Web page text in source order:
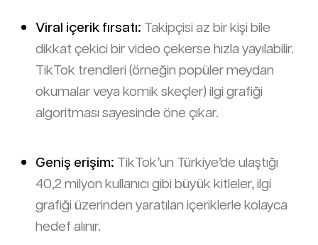
Viral içerik fırsatı: Takipçisi az bir kişi bile
dikkat çekici bir video çekerse hızla yayılabilir.
TikTok trendleri (örneğin popüler meydan
okumalar veya komik skeçler) ilgi grafiği
algoritması sayesinde öne çıkar.
Geniş erişim: TikTok’un Türkiye’de ulaştığı
40,2 milyon kullanıcı gibi büyük kitleler, ilgi
grafiği üzerinden yaratılan içeriklerle kolayca
hedef alınır.